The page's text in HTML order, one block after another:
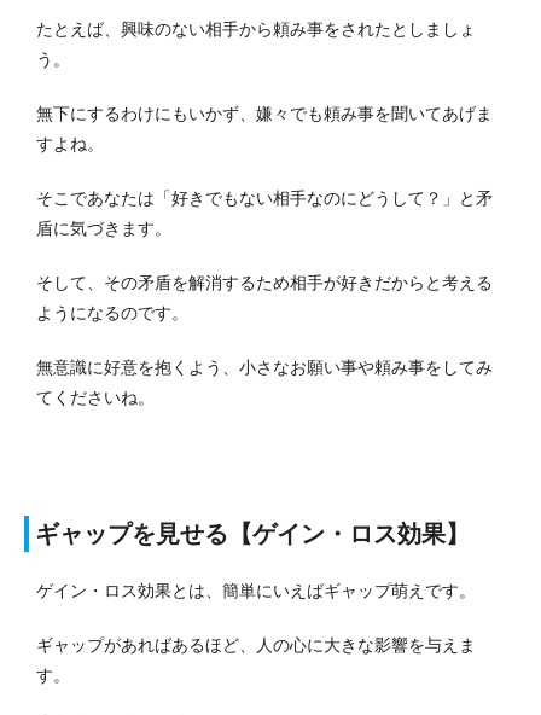
たとえば、興味のない相手から頼み事をされたとしましょ
う。
無下にするわけにもいかず、嫌々でも頼み事を聞いてあげま
すよね。
そこであなたは「好きでもない相手なのにどうして？」と矛
盾に気づきます。
そして、その矛盾を解消するため相手が好きだからと考える
ようになるのです。
無意識に好意を抱くよう、小さなお願い事や頼み事をしてみ
てくださいね。
ギャップを見せる【ゲイン・ロス効果】
ゲイン・ロス効果とは、簡単にいえばギャップ萌えです。
ギャップがあればあるほど、人の心に大きな影響を与えま
す。